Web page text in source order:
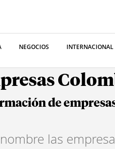
NEGOCIOS INTERNACIONAL
de